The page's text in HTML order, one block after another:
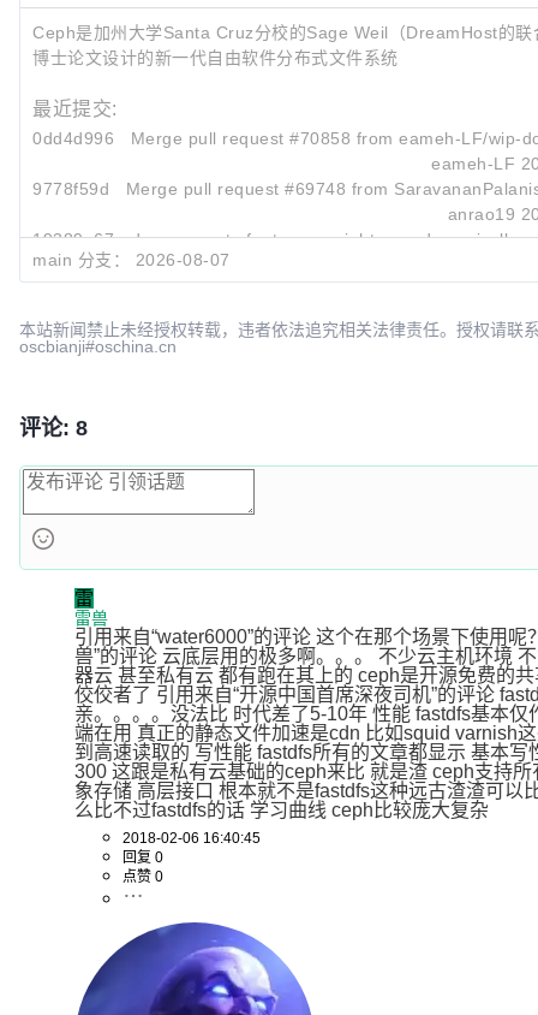
Ceph是加州大学Santa Cruz分校的Sage Weil（DreamHost的联
博士论文设计的新一代自由软件分布式文件系统
最近提交:
0dd4d996
Merge pull request #70858 from eameh-LF/wip-
eameh-LF
9778f59d
Merge pull request #69748 from
anrao19
19389e67
doc: compute footer copyright year dynamically
main 分支： 2026-08-07
本站新闻禁止未经授权转载，违者依法追究相关法律责任。授权请联
oscbianji#oschina.cn
评论: 8
雷
雷兽
引用来自“water6000”的评论 这个在那个场景下使用呢
兽”的评论 云底层用的极多啊。。。 不少云主机环境
器云 甚至私有云 都有跑在其上的 ceph是开源免费的
佼佼者了 引用来自“开源中国首席深夜司机”的评论
亲。。。。没法比 时代差了5-10年 性能 fastdfs基本仅
端在用 真正的静态文件加速是cdn 比如squid varnish
到高速读取的 写性能 fastdfs所有的文章都显示 基本写
300 这跟是私有云基础的ceph来比 就是渣 ceph支持
象存储 高层接口 根本就不是fastdfs这种远古渣渣可以
么比不过fastdfs的话 学习曲线 ceph比较庞大复杂
2018-02-06 16:40:45
回复 0
点赞 0